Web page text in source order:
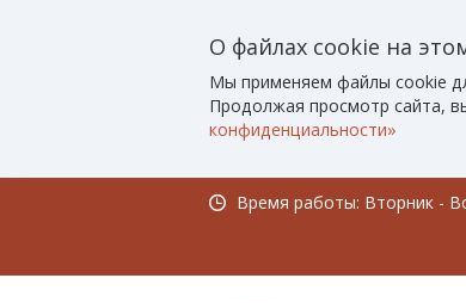
О файлах cookie на
Мы применяем файлы cookie
Продолжая просмотр сайта,
конфиденциальности»
Время работы: Вторник -